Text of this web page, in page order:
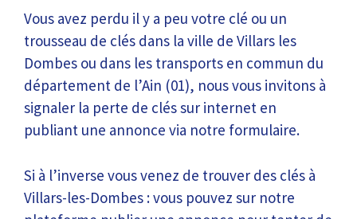
Vous avez perdu il y a peu votre clé ou un
trousseau de clés dans la ville de Villars les
Dombes ou dans les transports en commun du
département de l’Ain (01), nous vous invitons à
signaler la perte de clés sur internet en
publiant une annonce via notre formulaire.
Si à l’inverse vous venez de trouver des clés à
Villars-les-Dombes : vous pouvez sur notre